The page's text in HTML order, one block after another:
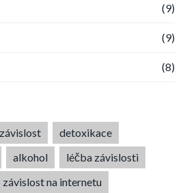
(9)
(9)
(8)
závislost
detoxikace
alkohol
léčba závislosti
závislost na internetu